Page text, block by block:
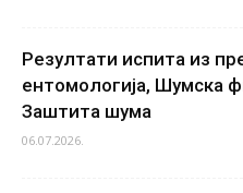
Резултати испита из
ентомологија, Шумска
Заштита шума
06.07.2026.